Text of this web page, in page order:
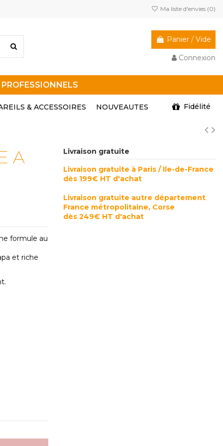
Ma liste d'envies (0)
Panier / Vide
Connexion
& ACCESSOIRES Fidélité
NOUVEAUTES
A
formule au
et riche
Livraison gratuite
Livraison gratuite à Paris / Ile-de-France
dès 199€ HT d'achat
Livraison gratuite autre département
France métropolitaine, Corse
dès 249€ HT d'achat